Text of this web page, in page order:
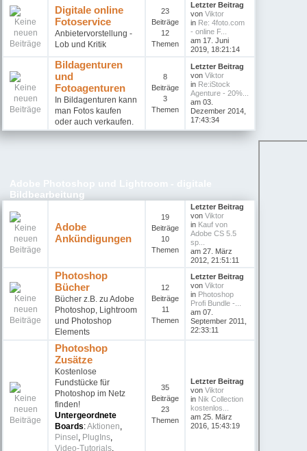
Digitale online
Fotoservice
Anbietervorstellung -
Lob und Kritik
23
Beiträge
12
Themen
Letzter Beitrag
vonViktor
in Re: 4foto.com
- online F...
am 17. Juni
2019, 18:21:14
Bildagenturen
und
Fotoagenturen
In Bildagenturen kann
man Fotos kaufen
oder auch verkaufen.
8
Beiträge
3
Themen
Letzter Beitrag
vonViktor
in Re:iStock
Agenture - 20%...
am 03.
Dezember 2014,
17:43:34
Bildbearbeitung
Adobe
Ankündigungen
19
Beiträge
10
Themen
Letzter Beitrag
vonViktor
in Kauf von
Adobe CS 5.5
sp...
am 27. März
2012, 21:51:11
Photoshop
Bücher
Bücher z.B. zu Adobe
Photoshop, Lightroom
und Photoshop
Elements
12
Beiträge
11
Themen
Letzter Beitrag
vonViktor
in Photoshop
Profi Bundle -...
am 07.
September 2011,
22:33:11
Photoshop
Zusätze
Kostenlose
Fundstücke für
Photoshop im Netz
finden!
Untergeordnete
Boards:Aktionen,
Pinsel , PlugIns,
Video-Tutorials,
35
Beiträge
23
Themen
Letzter Beitrag
vonViktor
in Nik Collection
kostenlos...
am 25. März
2016, 15:43:19